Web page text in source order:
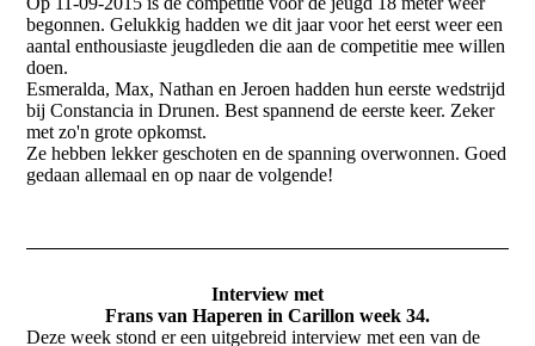
begonnen. Gelukkig hadden we dit jaar voor het eerst weer een
aantal enthousiaste jeugdleden die aan de competitie mee willen
doen.
Esmeralda, Max, Nathan en Jeroen hadden hun eerste wedstrijd
bij Constancia in Drunen. Best spannend de eerste keer. Zeker
met zo'n grote opkomst.
Ze hebben lekker geschoten en de spanning overwonnen. Goed
gedaan allemaal en op naar de volgende!
Interview met
Frans van Haperen in Carillon week 34.
Deze week stond er een uitgebreid interview met een van de